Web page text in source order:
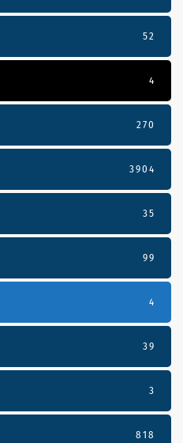
52
4
270
3904
35
99
4
39
3
818